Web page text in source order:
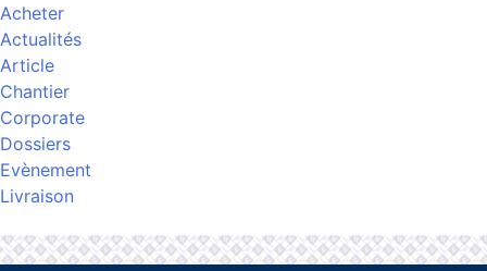
Acheter
Actualités
Article
Chantier
Corporate
Dossiers
Evènement
Livraison